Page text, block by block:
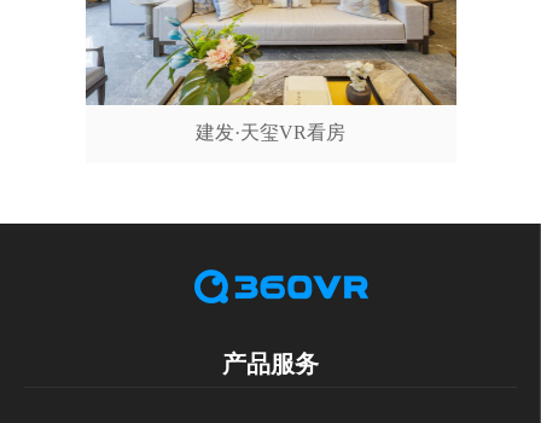
建发·天玺VR看房
产品服务